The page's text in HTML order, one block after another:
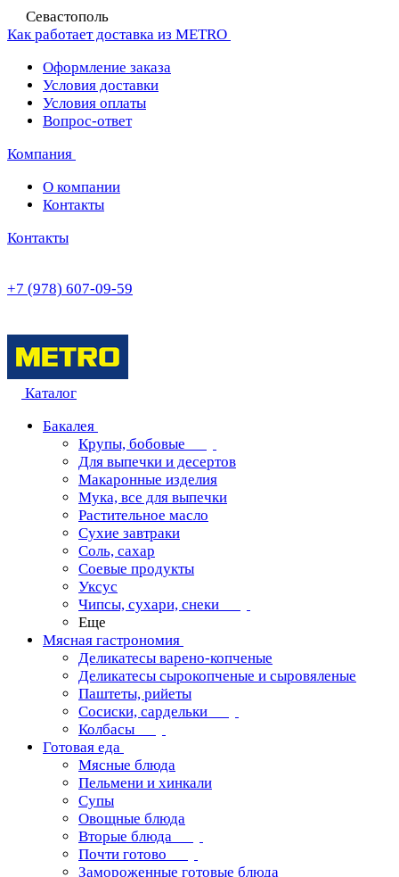
Севастополь
Как работает доставка из METRO
Оформление заказа
Условия доставки
Условия оплаты
Вопрос-ответ
Компания
О компании
Контакты
Контакты
+7 (978) 607-09-59
Каталог
Бакалея
Крупы, бобовые
Для выпечки и десертов
Макаронные изделия
Мука, все для выпечки
Растительное масло
Сухие завтраки
Соль, сахар
Соевые продукты
Уксус
Чипсы, сухари, снеки
Еще
Мясная гастрономия
Деликатесы варено-копченые
Деликатесы сырокопченые и сыровяленые
Паштеты, рийеты
Сосиски, сардельки
Колбасы
Готовая еда
Мясные блюда
Пельмени и хинкали
Супы
Овощные блюда
Вторые блюда
Почти готово
Замороженные готовые блюда